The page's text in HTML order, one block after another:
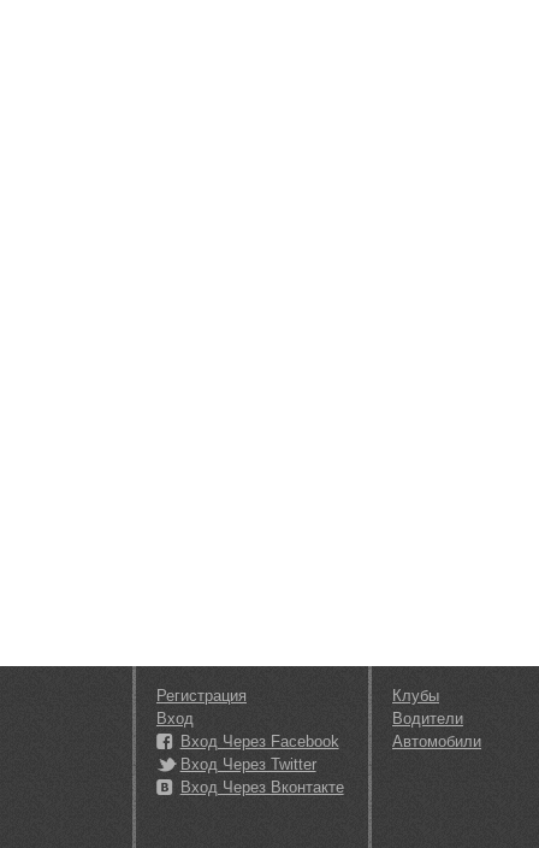
Регистрация
Вход
Вход Через Facebook
Вход Через Twitter
Вход Через Вконтакте
Клубы
Водители
Автомобили